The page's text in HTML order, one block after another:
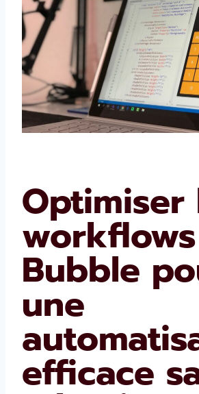
Optimiser
workflows
Bubble
une
efficace